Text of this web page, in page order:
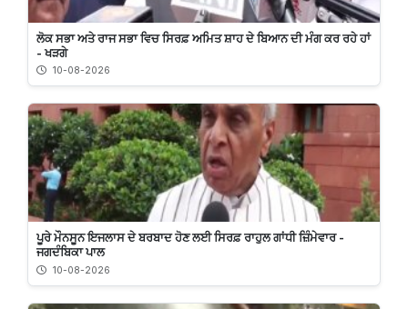
ਲੋਕ ਸਭਾ ਅਤੇ ਰਾਜ ਸਭਾ ਵਿਚ ਸਿਰਫ਼ ਅਮਿਤ ਸ਼ਾਹ ਦੇ ਬਿਆਨ ਦੀ ਮੰਗ ਕਰ ਰਹੇ ਹਾਂ
- ਖੜਗੇ
10-08-2026
ਪੂਰੇ ਮੌਨਸੂਨ ਇਜਲਾਸ ਦੇ ਬਰਬਾਦ ਹੋਣ ਲਈ ਸਿਰਫ਼ ਰਾਹੁਲ ਗਾਂਧੀ ਜ਼ਿੰਮੇਵਾਰ -
ਜਗਦੰਬਿਕਾ ਪਾਲ
10-08-2026